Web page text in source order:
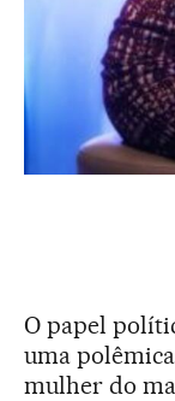
O papel
uma
mulher do